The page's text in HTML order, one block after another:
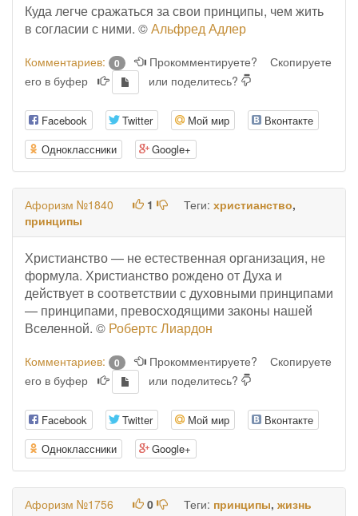
Куда легче сражаться за свои принципы, чем жить
в согласии с ними. ©Альфред Адлер
Комментариев: 0 Прокомментируете?
Скопируете
его в буфер
или поделитесь?
Facebook Twitter Мой мир
Вконтакте
Одноклассники
Google+
Афоризм №1840 1 Теги: христианство,
принципы
Христианство — не естественная организация, не
формула. Христианство рождено от Духа и
действует в соответствии с духовными принципами
— принципами, превосходящими законы нашей
Вселенной. © Робертс Лиардон
Комментариев: 0 Прокомментируете?
Скопируете
его в буфер
или поделитесь?
Facebook Twitter Мой мир
Вконтакте
Одноклассники
Google+
Афоризм №1756 0 Теги: принципы, жизнь